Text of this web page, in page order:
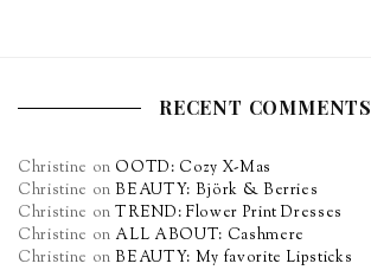
RECENT COMMENTS
Christine on OOTD: Cozy X-Mas
Christine onBEAUTY: Björk & Berries
Christine onTREND: Flower Print Dresses
Christine on ALL ABOUT: Cashmere
Christine onBEAUTY: My favorite Lipsticks